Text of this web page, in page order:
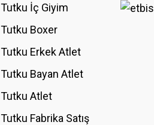
Tutku İç Giyim
Tutku Boxer
Tutku Erkek Atlet
Tutku Bayan Atlet
Tutku Atlet
Tutku Fabrika Satış